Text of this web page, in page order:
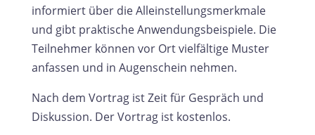
informiert über die Alleinstellungsmerkmale
und gibt praktische Anwendungsbeispiele. Die
Teilnehmer können vor Ort vielfältige Muster
anfassen und in Augenschein nehmen.
Nach dem Vortrag ist Zeit für Gespräch und
Diskussion. Der Vortrag ist kostenlos.